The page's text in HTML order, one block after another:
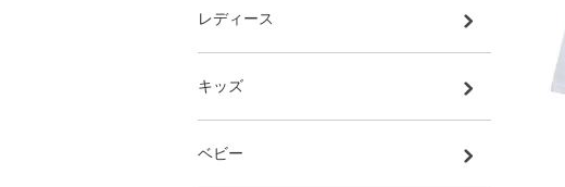
レディース
キッズ
ベビー